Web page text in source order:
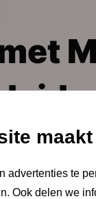
advertenties te
Ook delen we